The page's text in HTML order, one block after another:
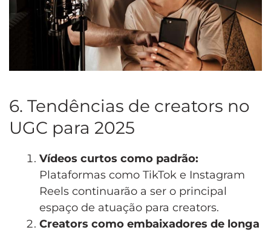
6. Tendências de creators no
UGC para 2025
Vídeos curtos como padrão:
Plataformas como TikTok e Instagram
Reels continuarão a ser o principal
espaço de atuação para creators.
Creators como embaixadores de longa